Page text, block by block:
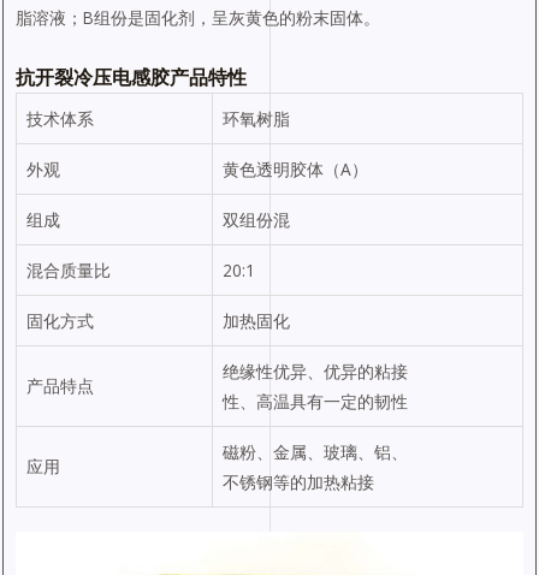
脂溶液；B组份是固化剂，呈灰黄色的粉末固体。
抗开裂冷压电感胶产品特性
技术体系 环氧树脂
外观 黄色透明胶体（A）
组成 双组份混
混合质量比 20:1
固化方式 加热固化
产品特点
绝缘性优异、优异的粘接
性、高温具有一定的韧性
应用
磁粉、金属、玻璃、铝、
不锈钢等的加热粘接